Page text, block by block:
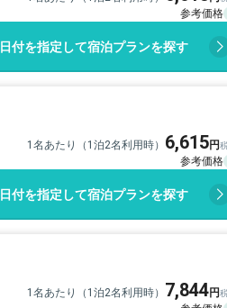
日付を指定して宿泊プランを探す
1名あたり（1泊2名利用時） 6,615
日付を指定して宿泊プランを探す
1名あたり（1泊2名利用時） 7,844